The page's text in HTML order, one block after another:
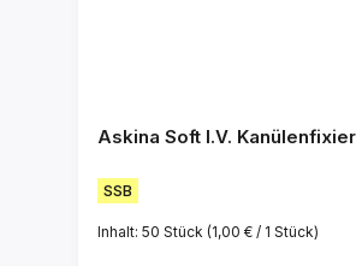
Askina Soft I.V.
SSB
Inhalt: 50 Stück (1,00 € / 1 Stück)